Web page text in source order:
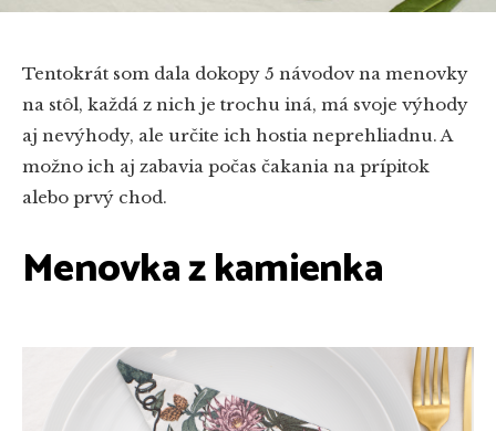
Tentokrát som dala dokopy 5 návodov na menovky
na stôl, každá z nich je trochu iná, má svoje výhody
aj nevýhody, ale určite ich hostia neprehliadnu. A
možno ich aj zabavia počas čakania na prípitok
alebo prvý chod.
Menovka z kamienka